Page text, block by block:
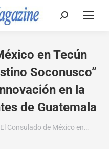
Buscar:
en Tecún
Soconusco”
en la
de Guatemala
El Consulado de México en…